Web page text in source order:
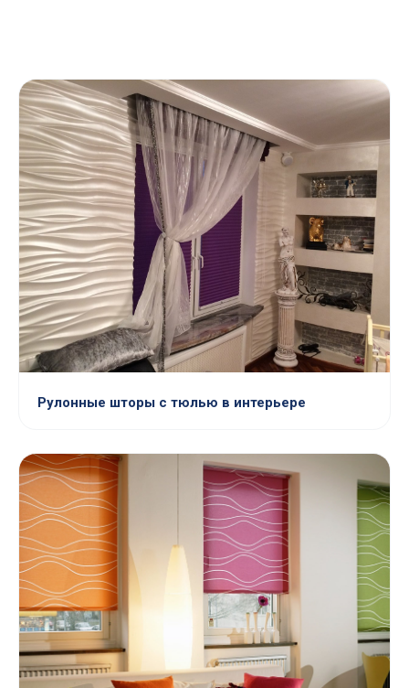
Рулонные шторы с тюлью в интерьере